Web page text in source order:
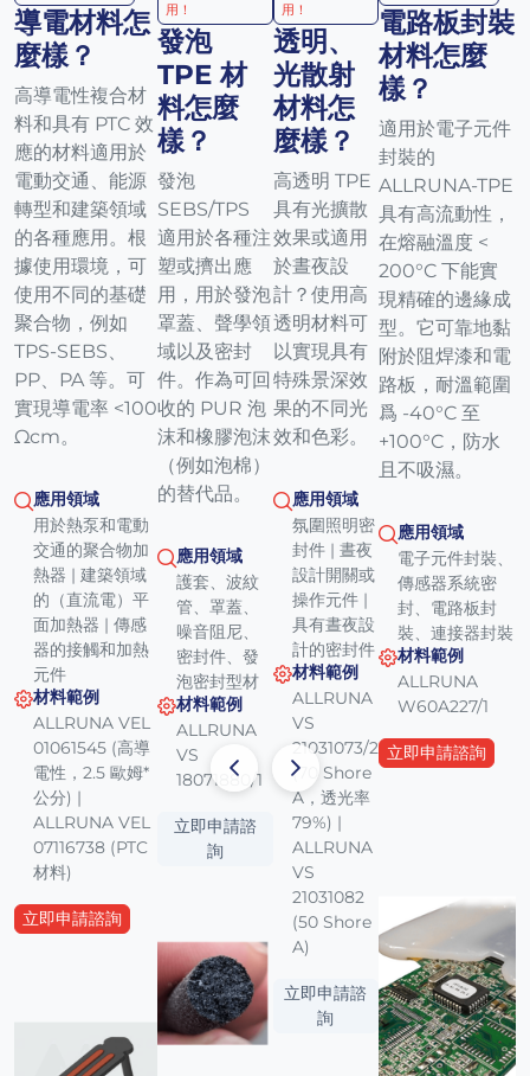
導電材料怎
麼樣？
高導電性複合材
料和具有 PTC 效
應的材料適用於
電動交通、能源
轉型和建築領域
的各種應用。根
據使用環境，可
使用不同的基礎
聚合物，例如
TPS-SEBS、
PP、PA 等。可
實現導電率 <100
Ωcm。
應用領域
用於熱泵和電動
交通的聚合物加
熱器 | 建築領域
的（直流電）平
面加熱器 | 傳感
器的接觸和加熱
元件
材料範例
ALLRUNA VEL
01061545 (高導
電性，2.5 歐姆*
公分) |
ALLRUNA VEL
07116738 (PTC
材料)
立即申請諮詢
用！
發泡
TPE 材
料怎麼
樣？
發泡
SEBS/TPS
適用於各種注
塑或擠出應
用，用於發泡
罩蓋、聲學領
域以及密封
件。作為可回
收的 PUR 泡
沫和橡膠泡沫
（例如泡棉）
的替代品。
應用領域
護套、波紋
管、罩蓋、
噪音阻尼、
密封件、發
泡密封型材
材料範例
ALLRUNA
VS
18071880/1
立即申請諮
詢
用！
透明、
光散射
材料怎
麼樣？
高透明 TPE
具有光擴散
效果或適用
於晝夜設
計？使用高
透明材料可
以實現具有
特殊景深效
果的不同光
效和色彩。
應用領域
氛圍照明密
封件 | 晝夜
設計開關或
操作元件 |
具有晝夜設
計的密封件
材料範例
ALLRUNA
VS
21031073/2
(70 Shore
A，透光率
79%) |
ALLRUNA
VS
21031082
(50 Shore
A)
立即申請諮
詢
電路板封裝
材料怎麼
樣？
適用於電子元件
封裝的
ALLRUNA-TPE
具有高流動性，
在熔融溫度 <
200°C 下能實
現精確的邊緣成
型。它可靠地黏
附於阻焊漆和電
路板，耐溫範圍
爲 -40°C 至
+100°C，防水
且不吸濕。
應用領域
電子元件封裝、
傳感器系統密
封、電路板封
裝、連接器封裝
材料範例
ALLRUNA
W60A227/1
立即申請諮詢